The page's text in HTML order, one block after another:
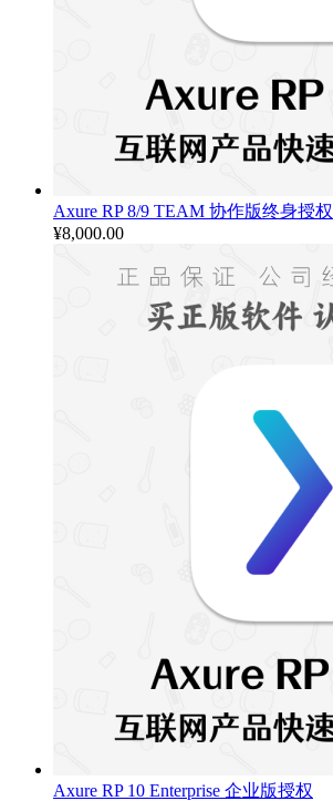
Axure RP 8/9 TEAM 协作版终身授权
¥8,000.00
Axure RP 10 Enterprise 企业版授权